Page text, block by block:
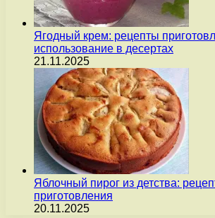
Ягодный крем: рецепты
использование в десертах
21.11.2025
Яблочный пирог из детства:
приготовления
20.11.2025